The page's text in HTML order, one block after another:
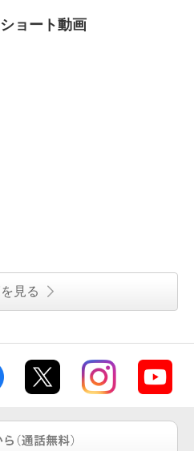
ョート動画
見る